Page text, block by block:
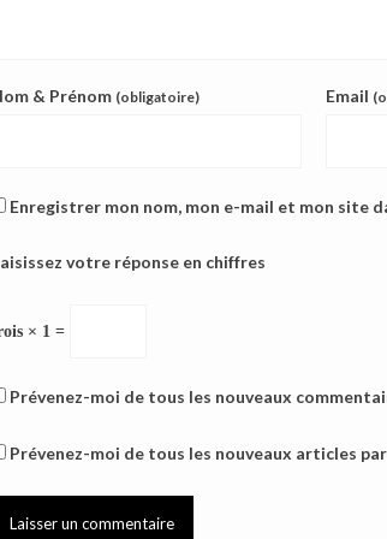
& Prénom (obligatoire) Email
Enregistrer mon nom, mon e-mail et mon site
votre réponse en chiffres
× 1 =
Prévenez-moi de tous les nouveaux
Prévenez-moi de tous les nouveaux articles